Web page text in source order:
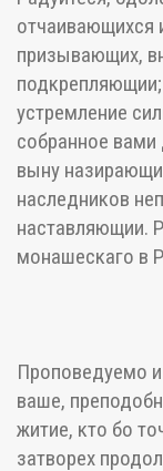
отчаивающихся
призывающих,
устремление
собранное
выну
наследников
наставляющии.
монашескаго в
Проповедуемо
ваше,
житие, кто бо
затворех